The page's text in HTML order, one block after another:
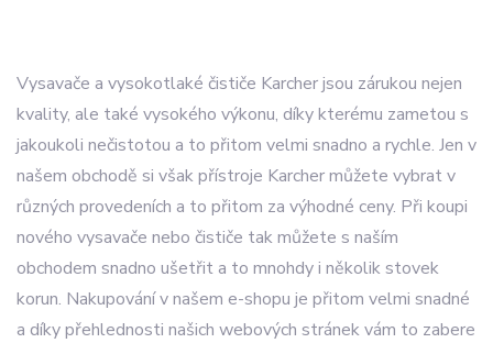
Vysavače a vysokotlaké čističe Karcher jsou zárukou nejen
kvality, ale také vysokého výkonu, díky kterému zametou s
jakoukoli nečistotou a to přitom velmi snadno a rychle. Jen v
našem obchodě si však přístroje Karchermůžete vybrat v
různých provedeních a to přitom za výhodné ceny. Při koupi
nového vysavače nebo čističe tak můžete s naším
obchodem snadno ušetřit a to mnohdy i několik stovek
korun. Nakupování v našem e-shopu je přitom velmi snadné
a díky přehlednosti našich webových stránek vám to zabere